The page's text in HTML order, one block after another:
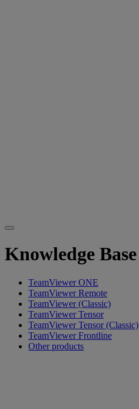
Knowledge Base
TeamViewer ONE
TeamViewer Remote
TeamViewer (Classic)
TeamViewer Tensor
TeamViewer Tensor (Classic)
TeamViewer Frontline
Other products